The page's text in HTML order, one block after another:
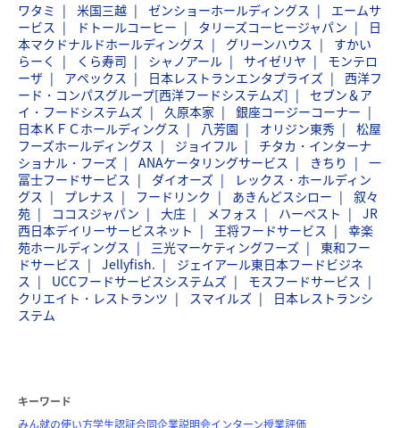
ワタミ 米国三越 ゼンショーホールディングス
エームサ
ービス
ドトールコーヒー タリーズコーヒージャパン
日
本マクドナルドホールディングス
グリーンハウス
すかい
らーく
くら寿司 シャノアール サイゼリヤ
モンテロ
ーザ
アペックス 日本レストランエンタプライズ
西洋フ
ード・コンパスグループ[西洋フードシステムズ]
セブン＆ア
イ・フードシステムズ
久原本家
銀座コージーコーナー
日本ＫＦＣホールディングス
八芳園 オリジン東秀
松屋
フーズホールディングス
ジョイフル
チタカ・インターナ
ショナル・フーズ
ANAケータリングサービス きちり
一
冨士フードサービス
ダイオーズ
レックス・ホールディン
グス
プレナス フードリンク あきんどスシロー
叙々
苑
ココスジャパン 大庄 メフォス ハーベスト
JR
西日本デイリーサービスネット
王将フードサービス
幸楽
苑ホールディングス
三光マーケティングフーズ
東和フー
ドサービス
Jellyfish.
ジェイアール東日本フードビジネ
ス
UCCフードサービスシステムズ
モスフードサービス
クリエイト・レストランツ
スマイルズ
日本レストランシ
ステム
キーワード
みん就の使い方学生認証合同企業説明会インターン授業評価